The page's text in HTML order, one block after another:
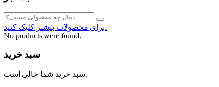
برای محصولات بیشتر کلیک کنید.
No products were found.
سبد خرید
سبد خرید شما خالی است.